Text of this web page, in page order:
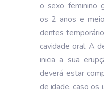
o sexo feminino
os 2 anos e
dentes
cavidade oral. A
inicia a sua
deverá estar
de idade, caso os